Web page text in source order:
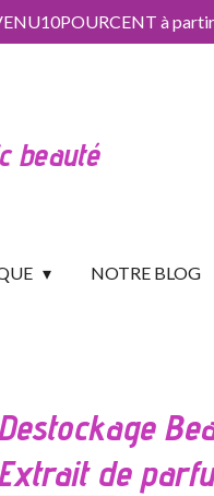
à
beauté
NOTRE BLOG
de